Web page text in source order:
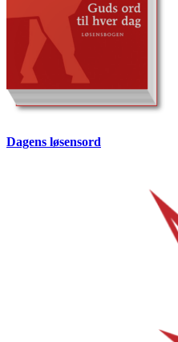
Dagens løsensord